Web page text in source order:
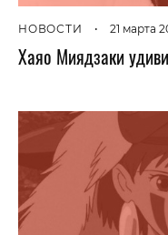
НОВОСТИ • 21 марта
Хаяо Миядзаки